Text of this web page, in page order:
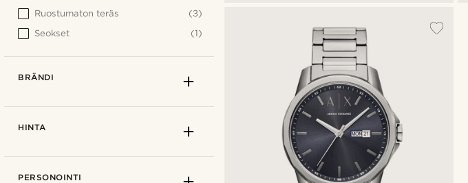
Ruostumaton teräs
(3)
Seokset
(1)
BRÄNDI
HINTA
PERSONOINTI